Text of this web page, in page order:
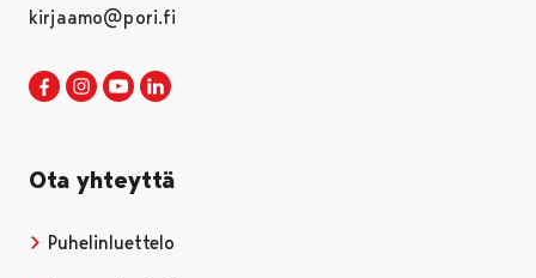
kirjaamo@pori.fi
Porin kaupunki Facebookissa
Avautuu uudessa välilehdessä
Porin kaupunki Instagramissa
Avautuu uudessa välilehdessä
Porin kaupunki Youtubessa
Avautuu uudessa välilehdessä
Ota yhteyttä
Puhelinluettelo